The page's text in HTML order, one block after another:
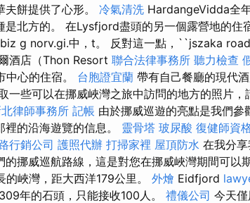
餅提供了心形。 冷氣清洗 HardangeVidda全
北方的。 在Lysfjord盡頭的另一個露營地的住
g norv.gi.中，t。 反對這一點，``jszaka road
酒店（Thon Resort 聯合法律事務所 聽力檢查
中心的住宿。 台胞證宜蘭 帶有自己餐廳的現代
一些可以在挪威峽灣之旅中訪問的地方的照片，
律師事務所 記帳 由於挪威巡遊的亮點是我們參
的沿海遊覽的信息。 靈骨塔 玻尿酸 復健師資
行銷公司 護照代辦 打掃家裡 屋頂防水 在我分
挪威巡航路線，這是對您在挪威峽灣期間可以
峽灣，距大西洋179公里。 外燴 Eidfjord
年的石頭，只能接收100人。 禮儀公司 今天